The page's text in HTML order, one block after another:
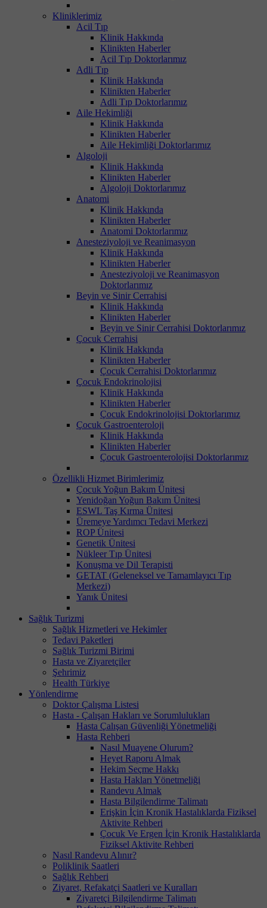
Kliniklerimiz
Acil Tıp
Klinik Hakkında
Klinikten Haberler
Acil Tıp Doktorlarımız
Adli Tıp
Klinik Hakkında
Klinikten Haberler
Adli Tıp Doktorlarımız
Aile Hekimliği
Klinik Hakkında
Klinikten Haberler
Aile Hekimliği Doktorlarımız
Algoloji
Klinik Hakkında
Klinikten Haberler
Algoloji Doktorlarımız
Anatomi
Klinik Hakkında
Klinikten Haberler
Anatomi Doktorlarımız
Anesteziyoloji ve Reanimasyon
Klinik Hakkında
Klinikten Haberler
Anesteziyoloji ve Reanimasyon
Doktorlarımız
Beyin ve Sinir Cerrahisi
Klinik Hakkında
Klinikten Haberler
Beyin ve Sinir Cerrahisi Doktorlarımız
Çocuk Cerrahisi
Klinik Hakkında
Klinikten Haberler
Çocuk Cerrahisi Doktorlarımız
Çocuk Endokrinolojisi
Klinik Hakkında
Klinikten Haberler
Çocuk Endokrinolojisi Doktorlarımız
Çocuk Gastroenteroloji
Klinik Hakkında
Klinikten Haberler
Çocuk Gastroenterolojisi Doktorlarımız
Özellikli Hizmet Birimlerimiz
Çocuk Yoğun Bakım Ünitesi
Yenidoğan Yoğun Bakım Ünitesi
ESWL Taş Kırma Ünitesi
Üremeye Yardımcı Tedavi Merkezi
ROP Ünitesi
Genetik Ünitesi
Nükleer Tıp Ünitesi
Konuşma ve Dil Terapisti
GETAT (Geleneksel ve Tamamlayıcı Tıp
Merkezi)
Yanık Ünitesi
Sağlık Turizmi
Sağlık Hizmetleri ve Hekimler
Tedavi Paketleri
Sağlık Turizmi Birimi
Hasta ve Ziyaretçiler
Şehrimiz
Health Türkiye
Yönlendirme
Doktor Çalışma Listesi
Hasta - Çalışan Hakları ve Sorumlulukları
Hasta Çalışan Güvenliği Yönetmeliği
Hasta Rehberi
Nasıl Muayene Olurum?
Heyet Raporu Almak
Hekim Seçme Hakkı
Hasta Hakları Yönetmeliği
Randevu Almak
Hasta Bilgilendirme Talimatı
Erişkin İçin Kronik Hastalıklarda Fiziksel
Aktivite Rehberi
Çocuk Ve Ergen İçin Kronik Hastalıklarda
Fiziksel Aktivite Rehberi
Nasıl Randevu Alınır?
Poliklinik Saatleri
Sağlık Rehberi
Ziyaret, Refakatçi Saatleri ve Kuralları
Ziyaretçi Bilgilendirme Talimatı